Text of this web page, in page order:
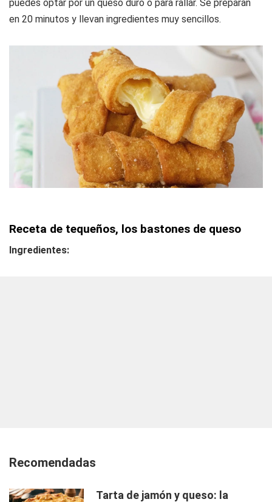
puedes optar por un queso duro o para rallar. Se preparan
en 20 minutos y llevan ingredientes muy sencillos.
Receta de tequeños, los bastones de queso
Ingredientes:
Recomendadas
Tarta de jamón y queso: la